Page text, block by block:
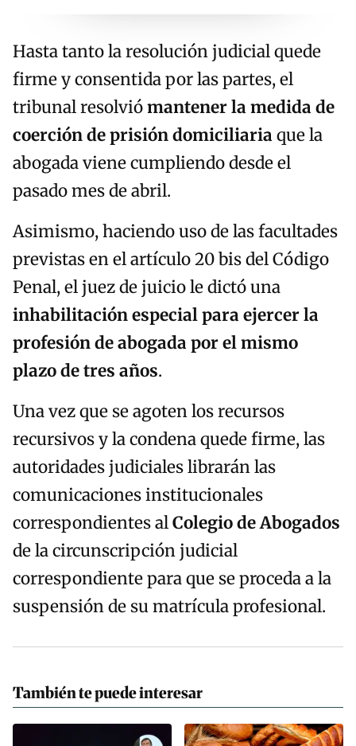
Hasta tanto la resolución judicial quede
firme y consentida por las partes, el
tribunal resolviómantener la medida de
coerción de prisión domiciliariaque la
abogada viene cumpliendo desde el
pasado mes de abril.
Asimismo, haciendo uso de las facultades
previstas en el artículo 20 bis del Código
Penal, el juez de juicio le dictó una
inhabilitación especial para ejercer la
profesión de abogada por el mismo
plazo de tres años.
Una vez que se agoten los recursos
recursivos y la condena quede firme, las
autoridades judiciales librarán las
comunicaciones institucionales
correspondientes alColegio de Abogados
de la circunscripción judicial
correspondiente para que se proceda a la
suspensión de su matrícula profesional.
También te puede interesar